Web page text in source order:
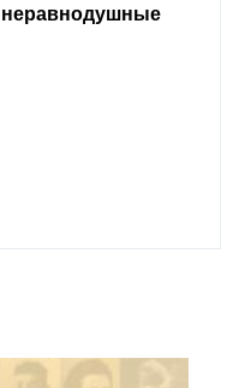
неравнодушные